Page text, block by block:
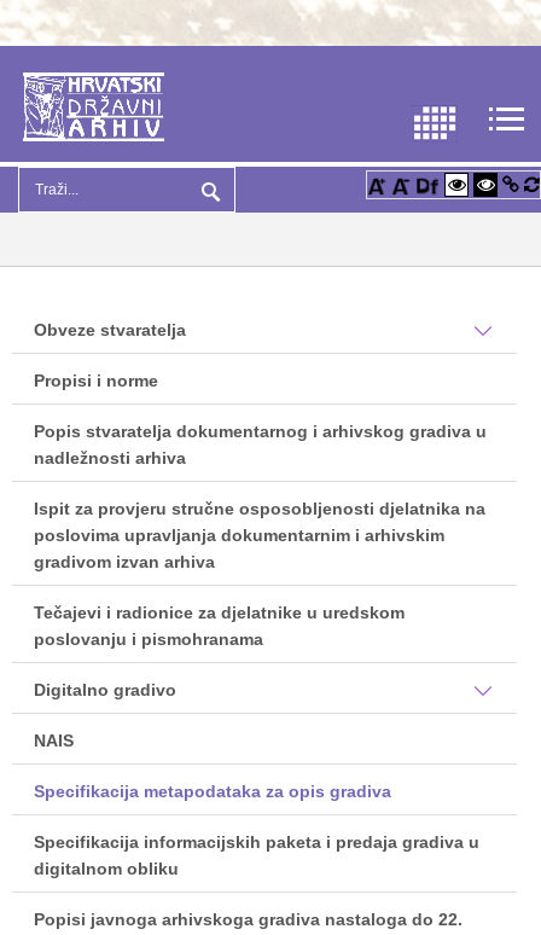
Obveze stvaratelja
Propisi i norme
Popis stvaratelja dokumentarnog i arhivskog gradiva u
nadležnosti arhiva
Ispit za provjeru stručne osposobljenosti djelatnika na
poslovima upravljanja dokumentarnim i arhivskim
gradivom izvan arhiva
Tečajevi i radionice za djelatnike u uredskom
poslovanju i pismohranama
Digitalno gradivo
NAIS
Specifikacija metapodataka za opis gradiva
Specifikacija informacijskih paketa i predaja gradiva u
digitalnom obliku
Popisi javnoga arhivskoga gradiva nastaloga do 22.